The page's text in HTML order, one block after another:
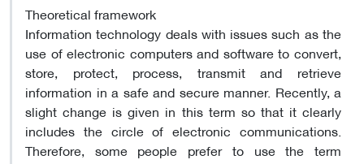
Theoretical framework
Information technology deals with issues such as the
use of electronic computers and software to convert,
store, protect, process, transmit and retrieve
information in a safe and secure manner. Recently, a
slight change is given in this term so that it clearly
includes the circle of electronic communications.
Therefore, some people prefer to use the term